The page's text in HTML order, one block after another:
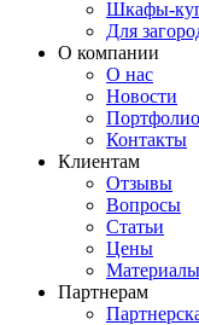
Шкафы-
Для
О компании
О нас
Новости
Портфолио
Контакты
Клиентам
Отзывы
Вопросы
Статьи
Цены
Партнерам